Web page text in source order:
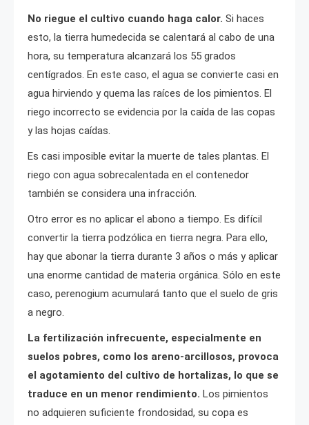
No riegue el cultivo cuando haga calor. Si haces
esto, la tierra humedecida se calentará al cabo de una
hora, su temperatura alcanzará los 55 grados
centígrados. En este caso, el agua se convierte casi en
agua hirviendo y quema las raíces de los pimientos. El
riego incorrecto se evidencia por la caída de las copas
y las hojas caídas.
Es casi imposible evitar la muerte de tales plantas. El
riego con agua sobrecalentada en el contenedor
también se considera una infracción.
Otro error es no aplicar el abono a tiempo. Es difícil
convertir la tierra podzólica en tierra negra. Para ello,
hay que abonar la tierra durante 3 años o más y aplicar
una enorme cantidad de materia orgánica. Sólo en este
caso, perenogium acumulará tanto que el suelo de gris
a negro.
La fertilización infrecuente, especialmente en
suelos pobres, como los areno-arcillosos, provoca
el agotamiento del cultivo de hortalizas, lo que se
traduce en un menor rendimiento. Los pimientos
no adquieren suficiente frondosidad, su copa es